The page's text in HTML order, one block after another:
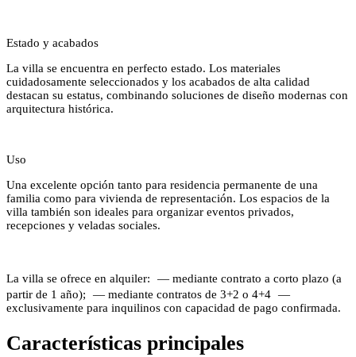
Estado y acabados
La villa se encuentra en perfecto estado. Los materiales
cuidadosamente seleccionados y los acabados de alta calidad
destacan su estatus, combinando soluciones de diseño modernas con
arquitectura histórica.
Uso
Una excelente opción tanto para residencia permanente de una
familia como para vivienda de representación. Los espacios de la
villa también son ideales para organizar eventos privados,
recepciones y veladas sociales.
La villa se ofrece en alquiler: — mediante contrato a corto plazo (a
partir de 1 año); — mediante contratos de 3+2 o 4+4 —
exclusivamente para inquilinos con capacidad de pago confirmada.
Características principales